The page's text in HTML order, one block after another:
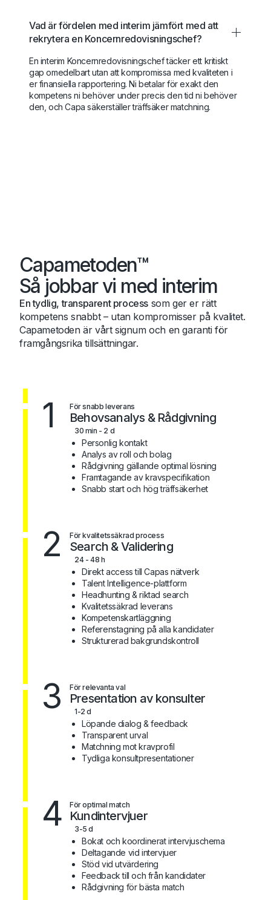
Vad är fördelen med interim jämfört med att
rekrytera en Koncernredovisningschef?
En interim Koncernredovisningschef täcker ett kritiskt
gap omedelbart utan att kompromissa med kvaliteten i
er finansiella rapportering. Ni betalar för exakt den
kompetens ni behöver under precis den tid ni behöver
den, och Capa säkerställer träffsäker matchning.
Capametoden™
Så jobbar vi med interim
En tydlig, transparent process som ger er rätt
kompetens snabbt – utan kompromisser på kvalitet.
Capametoden är vårt signum och en garanti för
framgångsrika tillsättningar.
1 För snabb leverans
Behovsanalys & Rådgivning
30 min - 2 d
Personlig kontakt
Analys av roll och bolag
Rådgivning gällande optimal lösning
Framtagande av kravspecifikation
Snabb start och hög träffsäkerhet
2 För kvalitetssäkrad process
Search & Validering
24 - 48 h
Direkt access till Capas nätverk
Talent Intelligence-plattform
Headhunting & riktad search
Kvalitetssäkrad leverans
Kompetenskartläggning
Referenstagning på alla kandidater
Strukturerad bakgrundskontroll
3 För relevanta val
Presentation av konsulter
1-2 d
Löpande dialog & feedback
Transparent urval
Matchning mot kravprofil
Tydliga konsultpresentationer
4 För optimal match
Kundintervjuer
3-5 d
Bokat och koordinerat intervjuschema
Deltagande vid intervjuer
Stöd vid utvärdering
Feedback till och från kandidater
Rådgivning för bästa match